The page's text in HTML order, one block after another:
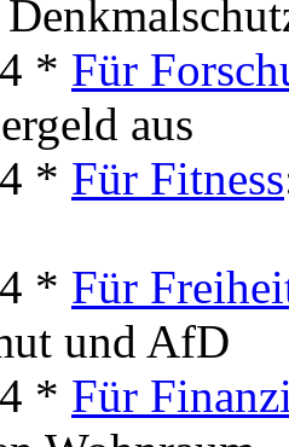
* Für
aus
* Für Fitness
* Für
und AfD
* Für